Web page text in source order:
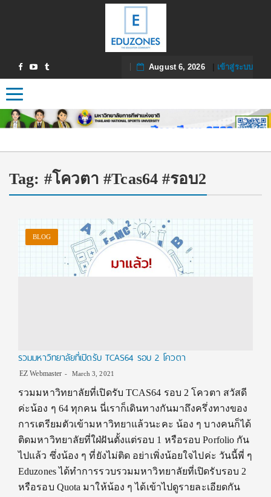
August 6, 2026| เข้าสู่ระบบ
Toggle navigation
Tag: #โควตา #Tcas64 #รอบ2
BLOG
รวมมหาวิทยาลัยที่เปิดรับ TCAS64 รอบ 2 โควตา
EZ Webmaster March 3, 2021
รวมมหาวิทยาลัยที่เปิดรับ TCAS64 รอบ 2 โควตา สวัสดี
ค่ะน้อง ๆ 64 ทุกคน นี่เราก็เดินทางกันมาถึงครึ่งทางของ
การเตรียมตัวเข้ามหาวิทยาแล้วนะคะ น้อง ๆ บางคนก็ได้
ติดมหาวิทยาลัยที่ใฝ่ฝันตั้งแต่รอบ 1 หรือรอบ Porfolio กัน
ไปแล้ว ซึ่งน้อง ๆ ที่ยังไม่ติด อย่าเพิ่งน้อยใจไปค่ะ วันนี้พี่ ๆ
Eduzones ได้ทำการรวบรวมมหาวิทยาลัยที่เปิดรับรอบ 2
หรือรอบ Quota มาให้น้อง ๆ ได้เข้าไปดูรายละเอียดกัน